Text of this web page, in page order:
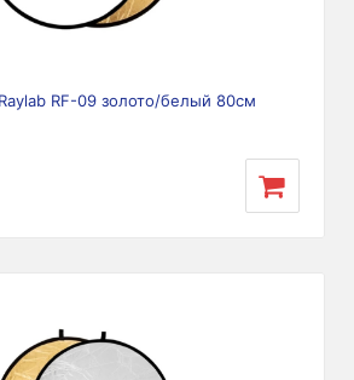
RF-09 золото/белый 80см